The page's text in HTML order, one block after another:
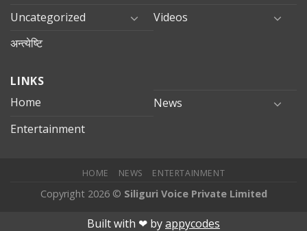
Uncategorized
Videos
अन्त्येष्टि
LINKS
Home
News
Entertainment
HOME NEWS ENTERTAINMENT
Copyright 2026 © Siliguri Voice Private Limited
mariobetjojobet girişbetparkbetpark giriÅ
Built with ❤︎ byappycodes